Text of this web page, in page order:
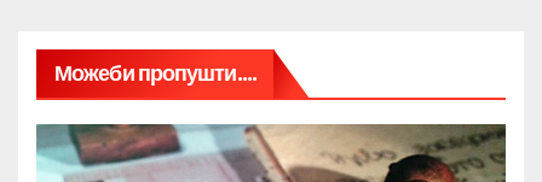
Можеби пропушти....